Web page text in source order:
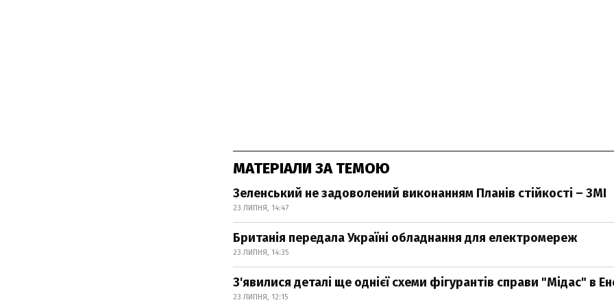
МАТЕРІАЛИ ЗА ТЕМОЮ
Зеленський не задоволений виконанням Планів стійкості – ЗМІ
23 ЛИПНЯ, 14:47
Британія передала Україні обладнання для електромереж
23 ЛИПНЯ, 14:35
З'явилися деталі ще однієї схеми фігурантів справи "Мідас" в
23 ЛИПНЯ, 12:15